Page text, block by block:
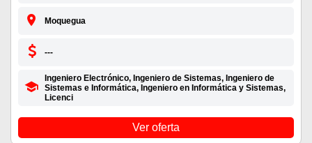
Moquegua
---
Ingeniero Electrónico, Ingeniero de Sistemas, Ingeniero de
Sistemas e Informática, Ingeniero en Informática y Sistemas,
Licenci
Ver oferta